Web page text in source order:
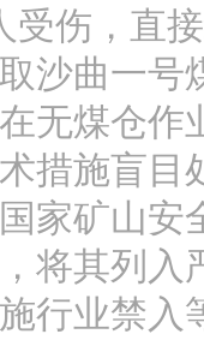
受伤，直
沙曲一号
无煤仓作
措施盲目
家矿山安
将其列入
行业禁入